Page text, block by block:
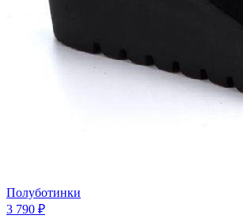
Полуботинки
3 790 ₽